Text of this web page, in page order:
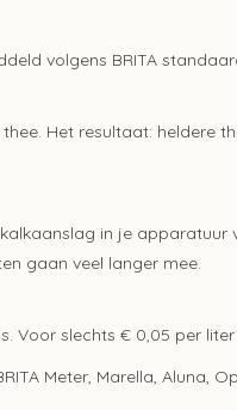
volgens BRITA
Het resultaat: heldere
in je apparatuur
gaan veel langer mee.
Voor slechts € 0,05 per
Meter, Marella, Aluna,